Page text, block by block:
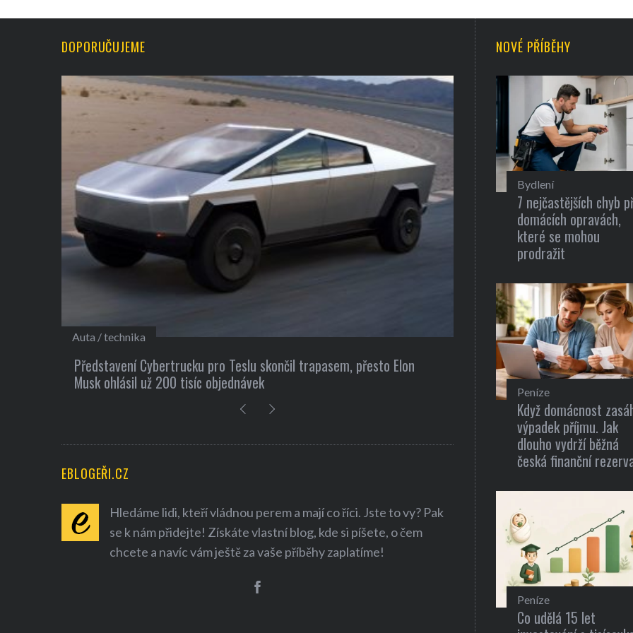
DOPORUČUJEME
Kultura
10 užitečných tipů, jak si najít nové přátele
Gastronomie
Recepty pro zdravou a rychlou
EBLOGEŘI.CZ
Hledáme lidi, kteří vládnou perem a mají co říci. Jste to vy? Pak
se k nám přidejte! Získáte vlastní blog, kde si píšete, o čem
chcete a navíc vám ještě za vaše příběhy zaplatíme!
NOVÉ PŘÍBĚHY
Bydlení
7 nejčastějších chyb
domácích opravách,
které se mohou
prodražit
Peníze
Když domácnost
výpadek příjmu. Jak
dlouho vydrží běžná
česká finanční
Peníze
Co udělá 15 let